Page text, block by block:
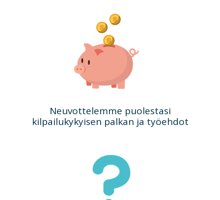
Neuvottelemme puolestasi
kilpailukykyisen palkan ja työehdot